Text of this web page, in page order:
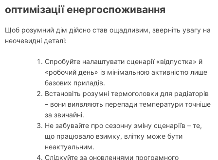
оптимізації енергоспоживання
Щоб розумний дім дійсно став ощадливим, зверніть увагу на
неочевидні деталі:
Спробуйте налаштувати сценарії «відпустка» й
«робочий день» із мінімальною активністю лише
базових приладів.
Встановіть розумні термоголовки для радіаторів
– вони виявляють перепади температури точніше
за звичайні.
Не забувайте про сезонну зміну сценаріїв – те,
що працювало взимку, влітку може бути
неактуальним.
Слідкуйте за оновленнями програмного